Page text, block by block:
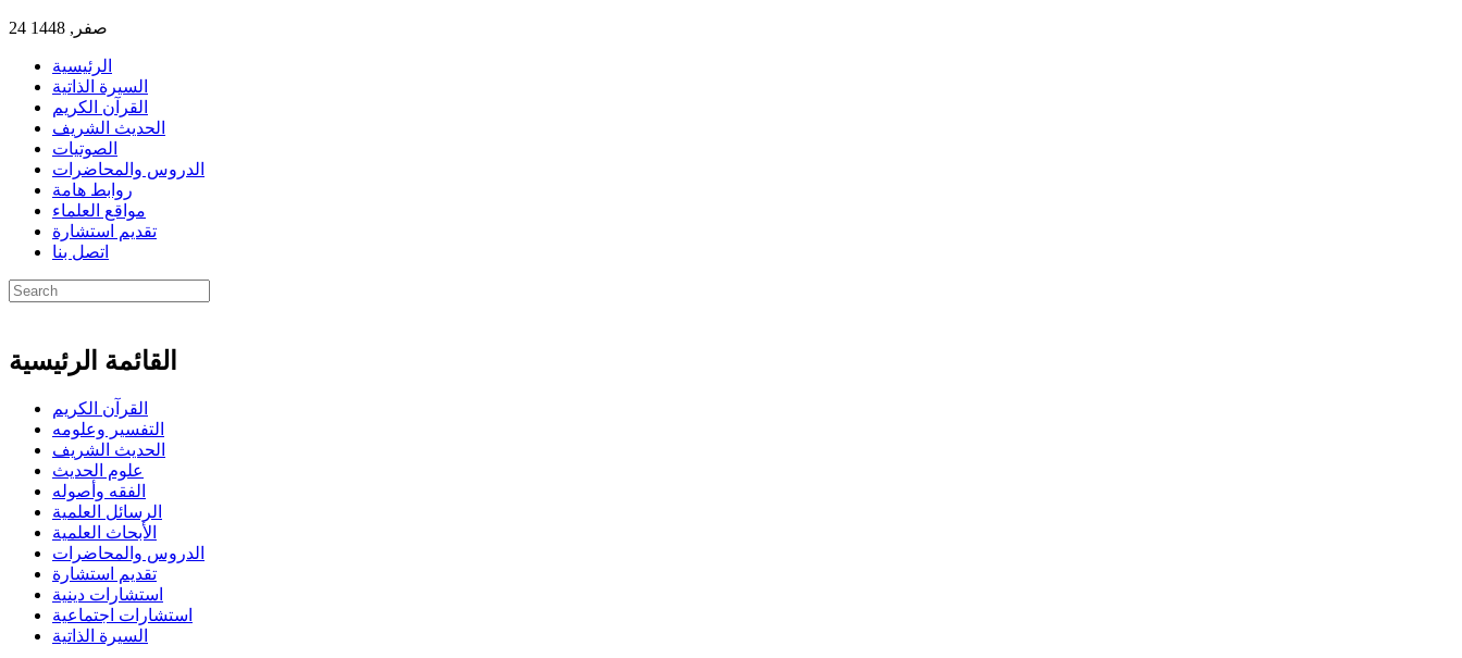
24 صفر, 1448
الرئيسية
السيرة الذاتية
القرآن الكريم
الحديث الشريف
الصوتيات
الدروس والمحاضرات
روابط هامة
مواقع العلماء
تقديم استشارة
اتصل بنا
القائمة الرئيسية
القرآن الكريم
التفسير وعلومه
الحديث الشريف
علوم الحديث
الفقه وأصوله
الرسائل العلمية
الأبحاث العلمية
الدروس والمحاضرات
تقديم استشارة
استشارات دينية
استشارات اجتماعية
السيرة الذاتية